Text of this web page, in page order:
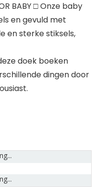
BABY □ Onze baby
en gevuld met
en sterke stiksels,
doek boeken
dingen door